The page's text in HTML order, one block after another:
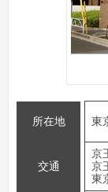
所在地 東
交通
京
京
東